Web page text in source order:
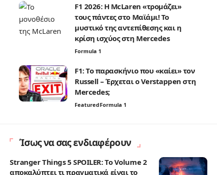
F1 2026: Η McLaren «τρομάζει»
τους πάντες στο Μαϊάμι! Το
μυστικό της αντεπίθεσης και η
κρίση ισχύος στη Mercedes
Formula 1
F1: Το παρασκήνιο που «καίει» τον
Russell – Έρχεται ο Verstappen στη
Mercedes;
FeaturedFormula 1
Ίσως να σας ενδιαφέρουν
Stranger Things 5 SPOILER: Το Volume 2
αποκαλύπτει τι πραγματικά είναι το